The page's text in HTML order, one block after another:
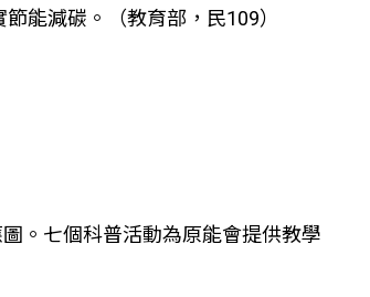
能減碳。（教育部，民109）
。七個科普活動為原能會提供教學